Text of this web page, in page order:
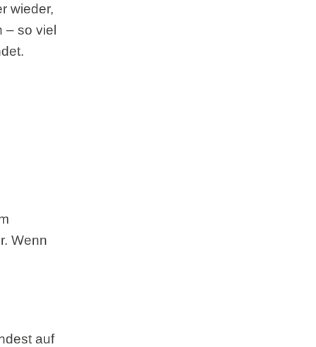
wieder,
– so viel
Wenn
auf